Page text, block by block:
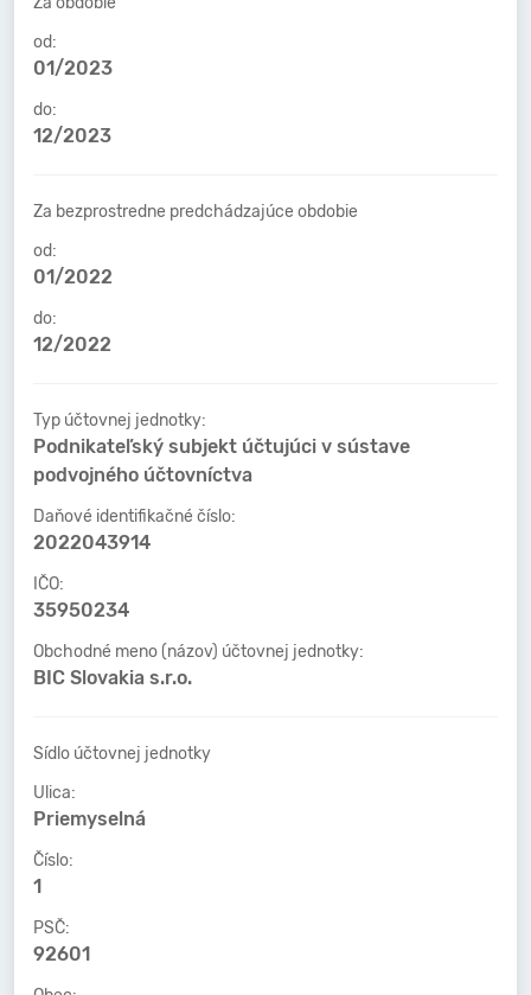
od:
01/2023
do:
12/2023
Za bezprostredne predchádzajúce obdobie
od:
01/2022
do:
12/2022
Typ účtovnej jednotky:
Podnikateľský subjekt účtujúci v sústave
podvojného účtovníctva
Daňové identifikačné číslo:
2022043914
IČO:
35950234
Obchodné meno (názov) účtovnej jednotky:
BIC Slovakia s.r.o.
Sídlo účtovnej jednotky
Ulica:
Priemyselná
Číslo:
1
PSČ:
92601